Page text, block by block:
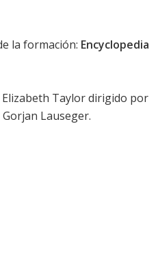
la formación: Encyclopedia
Elizabeth Taylor dirigido por
Lauseger.